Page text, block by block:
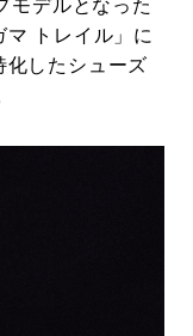
モデルとなった
マ トレイル」に
化したシューズ